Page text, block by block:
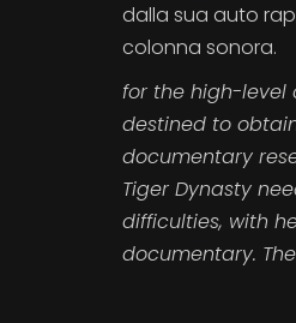
dalla sua auto
colonna sonora.
for the high-level
destined to
documentary
Tiger Dynasty
difficulties, with
documentary.